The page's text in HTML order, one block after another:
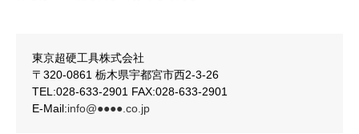
東京超硬工具株式会社
〒320-0861 栃木県宇都宮市西2-3-26
TEL:028-633-2901 FAX:028-633-2901
E-Mail:info@●●●●.co.jp